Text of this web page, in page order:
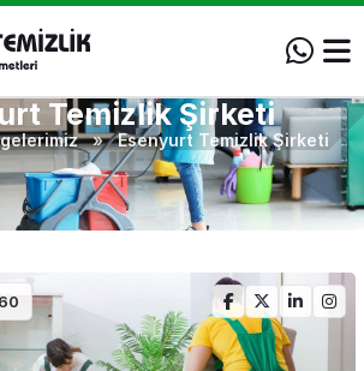
Temizlik Şirketi
» Esenyurt Temizlik Şirketi